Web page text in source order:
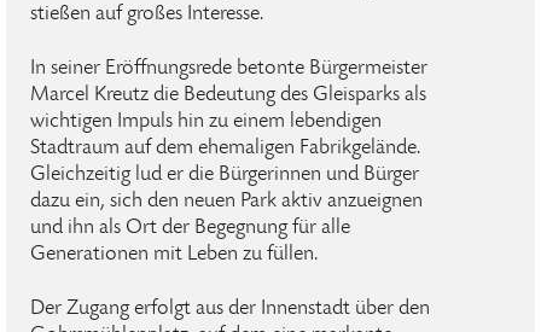
stießen auf großes Interesse.
In seiner Eröffnungsrede betonte Bürgermeister
Marcel Kreutz die Bedeutung des Gleisparks als
wichtigen Impuls hin zu einem lebendigen
Stadtraum auf dem ehemaligen Fabrikgelände.
Gleichzeitig lud er die Bürgerinnen und Bürger
dazu ein, sich den neuen Park aktiv anzueignen
und ihn als Ort der Begegnung für alle
Generationen mit Leben zu füllen.
Der Zugang erfolgt aus der Innenstadt über den